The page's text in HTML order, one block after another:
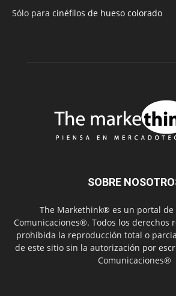
Sólo para cinéfilos de hueso colorado
SOBRE
The Markethink® es un portal de
Comunicaciones®. Todos los derechos
prohibida la reproducción total o
de este sitio sin la autorización por
Comunicaciones®